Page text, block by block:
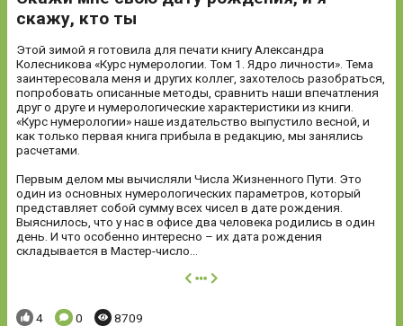
скажу, кто ты
Этой зимой я готовила для печати книгу Александра
Колесникова «Курс нумерологии. Том 1. Ядро личности». Тема
заинтересовала меня и других коллег, захотелось разобраться,
попробовать описанные методы, сравнить наши впечатления
друг о друге и нумерологические характеристики из книги.
«Курс нумерологии» наше издательство выпустило весной, и
как только первая книга прибыла в редакцию, мы занялись
расчетами.
Первым делом мы вычисляли Числа Жизненного Пути. Это
один из основных нумерологических параметров, который
представляет собой сумму всех чисел в дате рождения.
Выяснилось, что у нас в офисе два человека родились в один
день. И что особенно интересно – их дата рождения
складывается в Мастер-число...
далее
Понравилось:
4 Комментариев:
0 Просмотров:
8709